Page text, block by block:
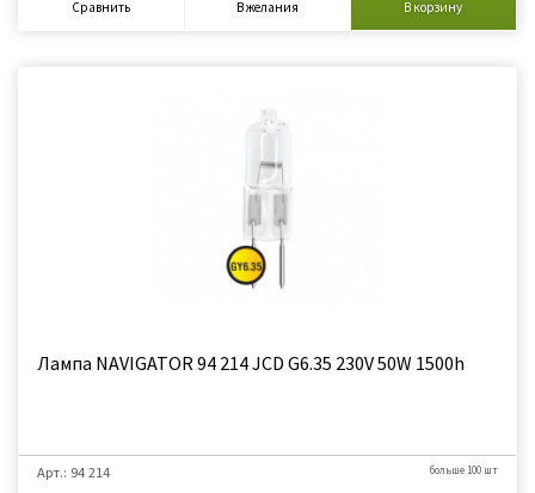
Сравнить В желания В корзину
Лампа NAVIGATOR 94 214 JCD G6.35 230V 50W 1500h
Арт.: 94 214 больше 100 шт